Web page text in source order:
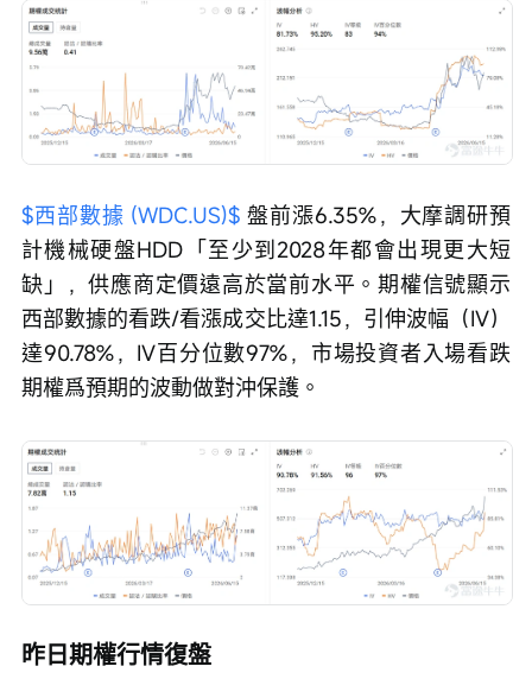
$西部數據 (WDC.US)$ 盤前漲6.35%，大摩調研預
計機械硬盤HDD「至少到2028年都會出現更大短
缺」，供應商定價遠高於當前水平。期權信號顯示
西部數據的看跌/看漲成交比達1.15，引伸波幅（IV）
達90.78%，IV百分位數97%，市場投資者入場看跌
期權爲預期的波動做對沖保護。
昨日期權行情復盤